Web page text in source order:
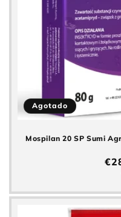
Agotado
Mospilan 20 SP Sumi